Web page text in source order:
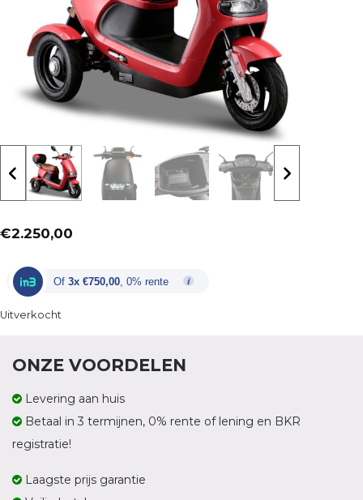
€2.250,00
Of 3x €750,00, 0% rente
Uitverkocht
ONZE VOORDELEN
Levering aan huis
Betaal in 3 termijnen, 0% rente of lening en BKR
registratie!
Laagste prijs garantie